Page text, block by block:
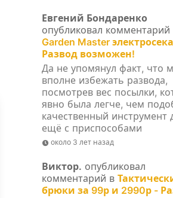
Евгений Бондаренко
опубликовал комментарий
Garden Master
Развод возможен!
Да не упомянул факт, что
вполне избежать развода,
посмотрев вес посылки,
явно была легче, чем
качественный инструмент
ещё с приспособами
около 3 лет назад
Виктор. опубликовал
комментарий в
брюки за 99р и 2990р -